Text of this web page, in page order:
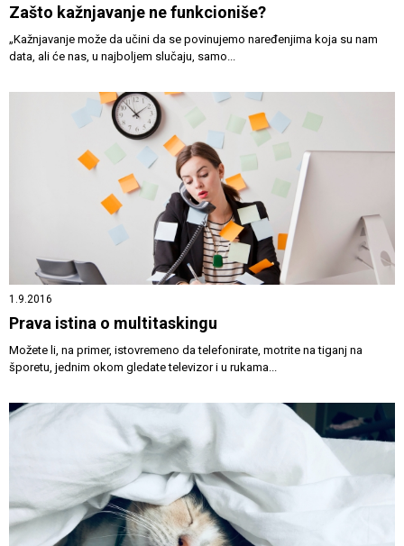
Zašto kažnjavanje ne funkcioniše?
„Kažnjavanje može da učini da se povinujemo naređenjima koja su nam
data, ali će nas, u najboljem slučaju, samo...
1.9.2016
Prava istina o multitaskingu
Možete li, na primer, istovremeno da telefonirate, motrite na tiganj na
šporetu, jednim okom gledate televizor i u rukama...